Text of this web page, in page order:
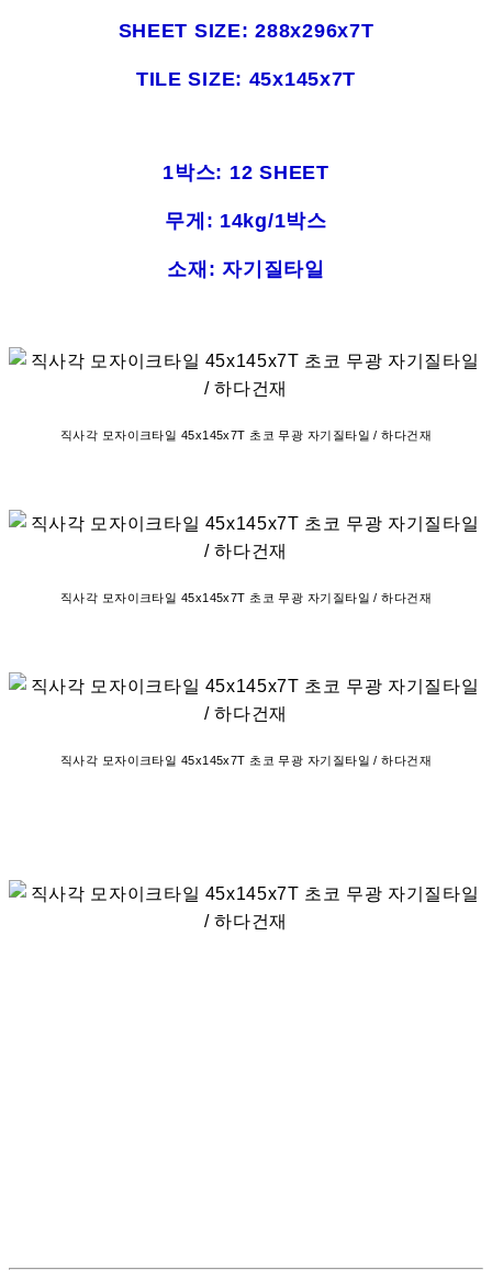
SHEET SIZE: 288x296x7T
TILE SIZE: 45x145x7T
1박스: 12 SHEET
무게: 14kg/1박스
소재: 자기질타일
직사각 모자이크타일 45x145x7T 초코 무광 자기질타일 / 하다건재
직사각 모자이크타일 45x145x7T 초코 무광 자기질타일 / 하다건재
직사각 모자이크타일 45x145x7T 초코 무광 자기질타일 / 하다건재